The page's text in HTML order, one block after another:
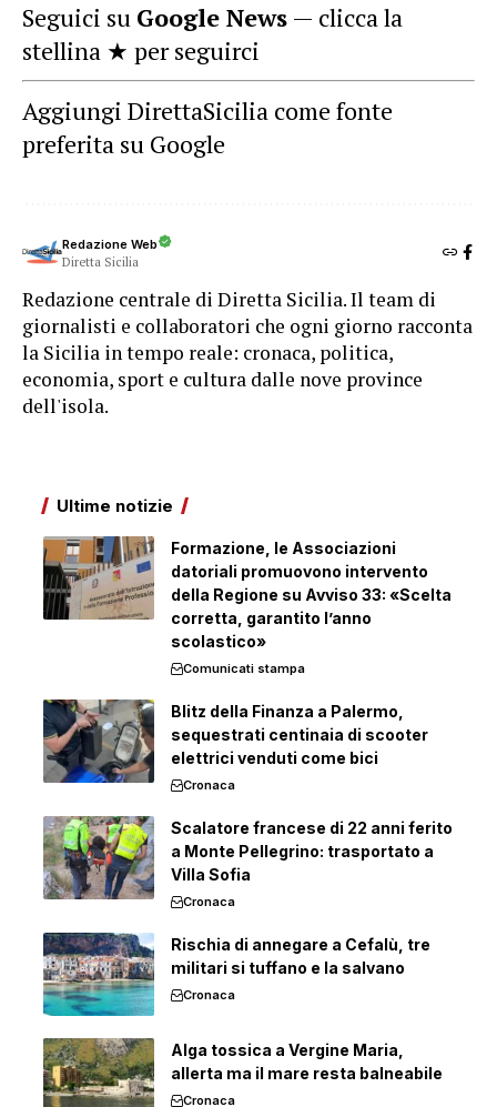
Seguici su Google News — clicca la
stellina ★ per seguirci
Aggiungi DirettaSicilia come fonte
preferita su Google
Redazione Web
Diretta Sicilia
Redazione centrale di Diretta Sicilia. Il team di
giornalisti e collaboratori che ogni giorno racconta
la Sicilia in tempo reale: cronaca, politica,
economia, sport e cultura dalle nove province
dell'isola.
Ultime notizie
Formazione, le Associazioni
datoriali promuovono intervento
della Regione su Avviso 33: «Scelta
corretta, garantito l’anno
scolastico»
Comunicati stampa
Blitz della Finanza a Palermo,
sequestrati centinaia di scooter
elettrici venduti come bici
Cronaca
Scalatore francese di 22 anni ferito
a Monte Pellegrino: trasportato a
Villa Sofia
Cronaca
Rischia di annegare a Cefalù, tre
militari si tuffano e la salvano
Cronaca
Alga tossica a Vergine Maria,
allerta ma il mare resta balneabile
Cronaca